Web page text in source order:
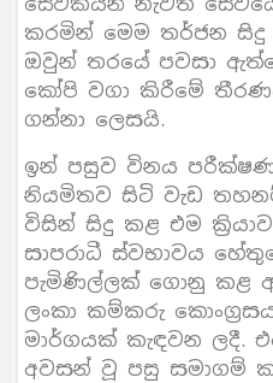
කරමින් මෙම තර්ජන
ඔවුන් තරයේ පවසා
කෝපි වගා කිරීමේ
ගන්නා ලෙසයි.
ඉන් පසුව විනය
නියමිතව සිටි වැඩ
විසින් සිදු කළ එම
සාපරාධී ස්වභාවය
පැමිණිල්ලක් ගොනු කළ
ලංකා කම්කරු
මාර්ගයක් කැඳවන ලදී.
අවසන් වූ පසු සමාගම්